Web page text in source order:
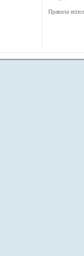
Правила